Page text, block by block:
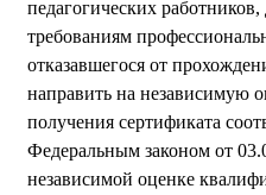
педагогических
требованиям
отказавшегося от
направить на независимую
получения сертификата
Федеральным законом от
независимой оценке